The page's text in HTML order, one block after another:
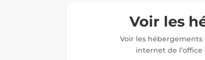
Voir les
Voir les hébergements
internet de l’office